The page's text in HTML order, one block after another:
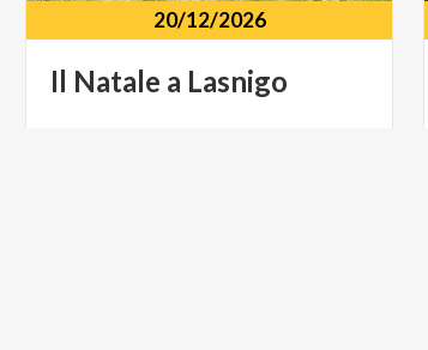
20/12/2026
Il Natale a Lasnigo